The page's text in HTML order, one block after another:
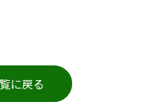
に戻る